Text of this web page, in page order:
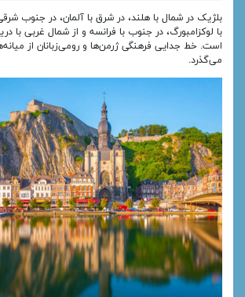
بلژیک در شمال با هلند، در شرق با آلمان، در جنوب
با لوکزامبورگ، در جنوب با فرانسه و از شمال غربی با
است. خط جدایی فرهنگی ژرمن‌ها و رومی‌زبانان از
می‌گذرد.